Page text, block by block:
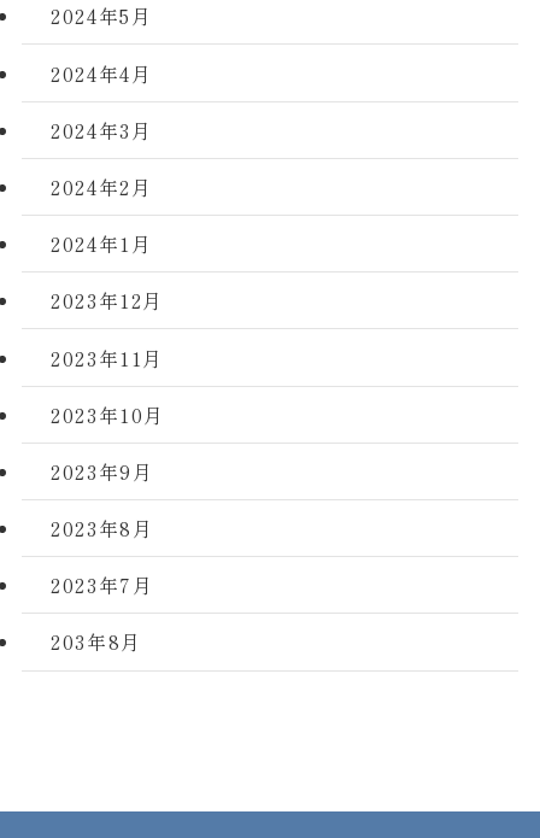
2024年5月
2024年4月
2024年3月
2024年2月
2024年1月
2023年12月
2023年11月
2023年10月
2023年9月
2023年8月
2023年7月
203年8月